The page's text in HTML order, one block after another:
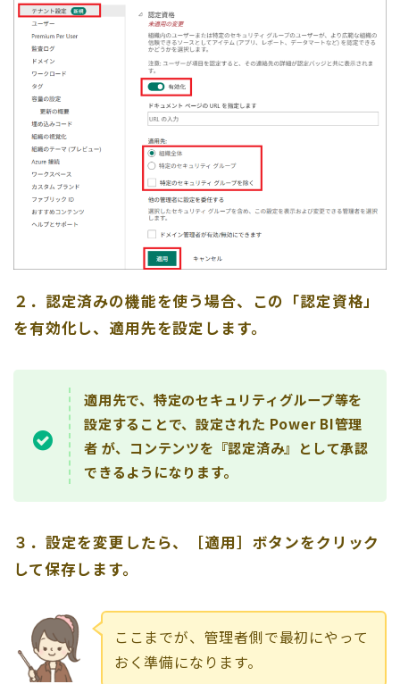
２．認定済みの機能を使う場合、この「認定資格」
を有効化し、適用先を設定します。
適用先で、特定のセキュリティグループ等を
設定することで、設定された Power BI管理
者 が、コンテンツを『認定済み』として承認
できるようになります。
３．設定を変更したら、［適用］ボタンをクリック
して保存します。
ここまでが、管理者側で最初にやって
おく準備になります。